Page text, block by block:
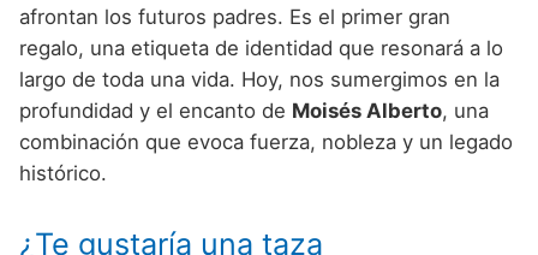
Nombres de niño que empiezan por E
Nombres de niño que empiezan por F
Nombres de niño que empiezan por G
Nombres de niño que empiezan por H
Nombres de niño que empiezan por J
Nombres de Niño Baleares
Nombres de Niño Canarios
Nombres de Niño Cantabros
Nombres de Niño Castellanos
Nombres de Niño Egipcios
Nombres de Niño Griegos
Nombres de Niño Mitologicos
Nombres de Niño Americanos
Nombres de Niño Arabes
Nombres de Niño Chinos
afrontan los futuros padres. Es el primer gran
regalo, una etiqueta de identidad que resonará a lo
largo de toda una vida. Hoy, nos sumergimos en la
profundidad y el encanto de Moisés Alberto, una
combinación que evoca fuerza, nobleza y un legado
histórico.
¿Te gustaría una taza